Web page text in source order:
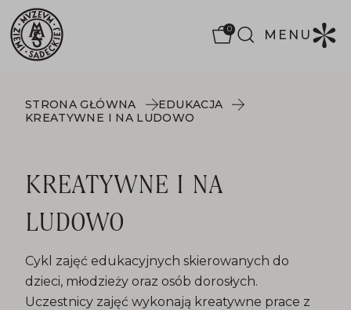
0 MENU
STRONA GŁÓWNA
EDUKACJA
KREATYWNE I NA LUDOWO
KREATYWNE I NA
LUDOWO
Cykl zajęć edukacyjnych skierowanych do
dzieci, młodzieży oraz osób dorosłych.
Uczestnicy zajęć wykonają kreatywne prace z